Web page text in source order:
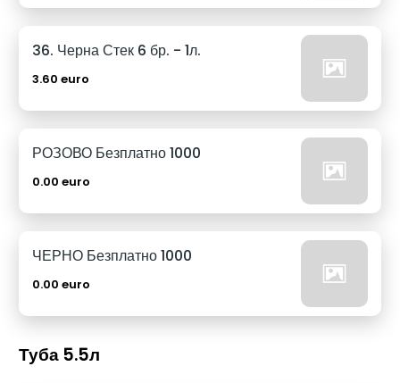
36. Черна Стек 6 бр. - 1л.
3.60 euro
РОЗОВО Безплатно 1000
0.00 euro
ЧЕРНО Безплатно 1000
0.00 euro
Туба 5.5л